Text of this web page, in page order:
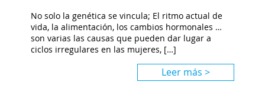
No solo la genética se vincula; El ritmo actual de
vida, la alimentación, los cambios hormonales …
son varias las causas que pueden dar lugar a
ciclos irregulares en las mujeres, […]
Leer más >